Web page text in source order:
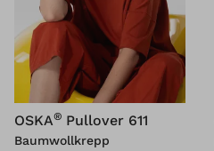
OSKA® Pullover 611
Baumwollkrepp